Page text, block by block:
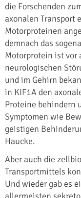
die Forschenden
axonalen Transport
Motorproteinen
demnach das
Motorprotein ist vor
neurologischen
und im Gehirn
in KIF1A den
Proteine behindern
Symptomen wie
geistigen
Haucke.
Aber auch die
Transportmittels
Und wieder gab es